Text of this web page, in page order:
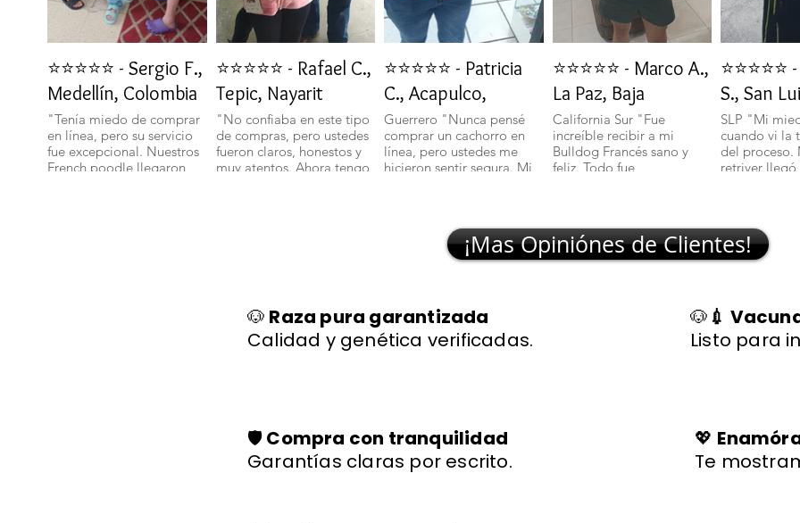
⭐⭐⭐⭐⭐ - Sergio F.,
Medellín, Colombia
"Tenía miedo de comprar
en línea, pero su servicio
fue excepcional. Nuestros
French poodle llegaron
⭐⭐⭐⭐⭐ - Rafael C.,
Tepic, Nayarit
"No confiaba en este tipo
de compras, pero ustedes
fueron claros, honestos y
muy atentos. Ahora tengo
⭐⭐⭐⭐⭐ - Patricia
C., Acapulco,
Guerrero "Nunca pensé
comprar un cachorro en
línea, pero ustedes me
hicieron sentir segura. Mi
⭐⭐⭐⭐⭐ - Marco A.,
La Paz, Baja
California Sur "Fue
increíble recibir a mi
Bulldog Francés sano y
feliz. Todo fue
S., San
SLP "Mi
cuando vi la
del proceso.
retriver llegó
¡Mas Opiniónes de Clientes!
🐶 Raza pura garantizada
Calidad y genética verificadas.
🐶 💉
Listo para
🛡️Compra con tranquilidad
Garantías claras por escrito.
💖
Te